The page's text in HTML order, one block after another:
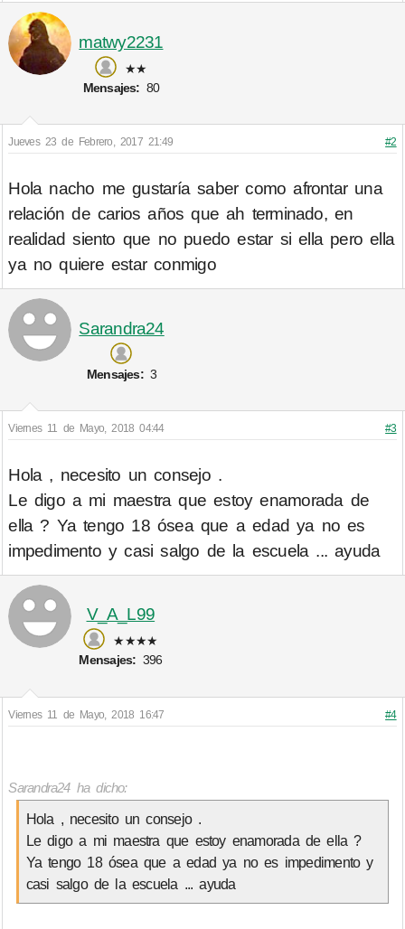
matwy2231
★★
Mensajes: 80
Jueves 23 de Febrero, 2017 21:49 #2
Hola nacho me gustaría saber como afrontar una
relación de carios años que ah terminado, en
realidad siento que no puedo estar si ella pero ella
ya no quiere estar conmigo
Sarandra24
Mensajes:3
Viernes 11 de Mayo, 2018 04:44 #3
Hola , necesito un consejo .
Le digo a mi maestra que estoy enamorada de
ella ? Ya tengo 18 ósea que a edad ya no es
impedimento y casi salgo de la escuela ... ayuda
V_A_L99
★★★★
Mensajes: 396
Viernes 11 de Mayo, 2018 16:47 #4
Sarandra24 ha dicho:
Hola , necesito un consejo .
Le digo a mi maestra que estoy enamorada de ella ?
Ya tengo 18 ósea que a edad ya no es impedimento y
casi salgo de la escuela ... ayuda